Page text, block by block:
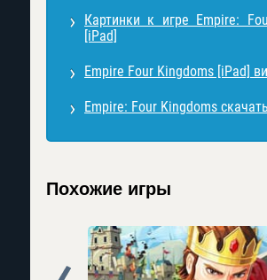
Картинки к игре Empire:
[iPad]
Empire Four Kingdoms [iPad]
Empire: Four Kingdoms
Похожие игры
Prev